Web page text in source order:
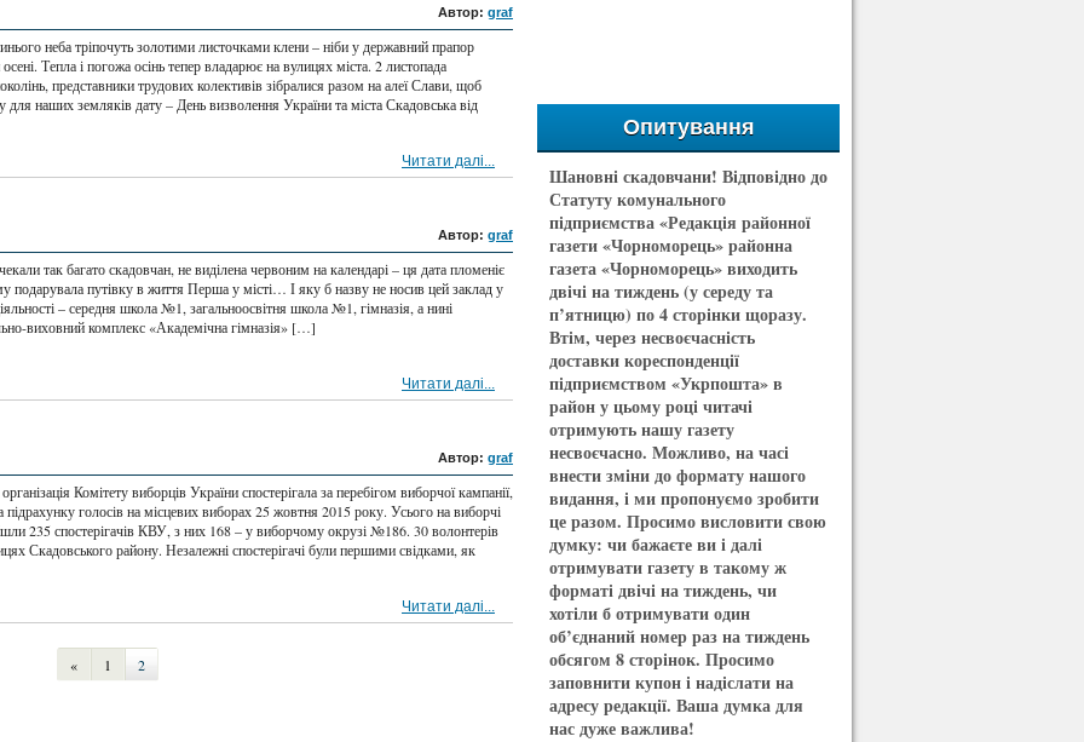
Автор: graf
неба тріпочуть золотими листочками клени – ніби у державний прапор
Тепла і погожа осінь тепер владарює на вулицях міста. 2 листопада
представники трудових колективів зібралися разом на алеї Слави, щоб
для наших земляків дату – День визволення України та міста Скадовська від
Читати далі...
Автор: graf
так багато скадовчан, не виділена червоним на календарі – ця дата пломеніє
подарувала путівку в життя Перша у місті… І яку б назву не носив цей заклад у
– середня школа №1, загальноосвітня школа №1, гімназія, а нині
виховний комплекс «Академічна гімназія» […]
Читати далі...
Автор: graf
Комітету виборців України спостерігала за перебігом виборчої кампанії,
підрахунку голосів на місцевих виборах 25 жовтня 2015 року. Усього на виборчі
235 спостерігачів КВУ, з них 168 – у виборчому окрузі №186. 30 волонтерів
Скадовського району. Незалежні спостерігачі були першими свідками, як
Читати далі...
« 1 2
Опитування
Шановні скадовчани! Відповідно до
Статуту комунального
підприємства «Редакція районної
газети «Чорноморець» районна
газета «Чорноморець» виходить
двічі на тиждень (у середу та
п’ятницю) по 4 сторінки щоразу.
Втім, через несвоєчасність
доставки кореспонденції
підприємством «Укрпошта» в
район у цьому році читачі
отримують нашу газету
несвоєчасно. Можливо, на часі
внести зміни до формату нашого
видання, і ми пропонуємо зробити
це разом. Просимо висловити свою
думку: чи бажаєте ви і далі
отримувати газету в такому ж
форматі двічі на тиждень, чи
хотіли б отримувати один
об’єднаний номер раз на тиждень
обсягом 8 сторінок. Просимо
заповнити купон і надіслати на
адресу редакції. Ваша думка для
нас дуже важлива!